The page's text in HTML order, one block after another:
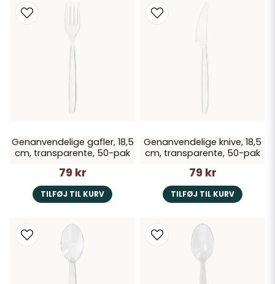
Genanvendelige gafler, 18,5
cm, transparente, 50-pak
79 kr
TILFØJ TIL KURV
Genanvendelige knive, 18,5
cm, transparente, 50-pak
79 kr
TILFØJ TIL KURV